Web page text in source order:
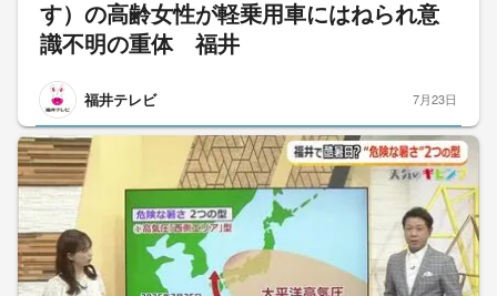
す）の高齢女性が軽乗用車にはねられ意
識不明の重体 福井
福井テレビ 7月23日